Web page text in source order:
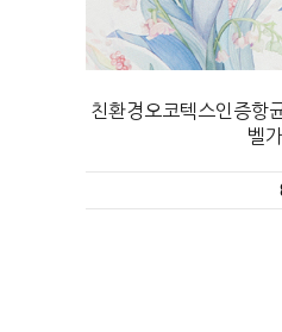
친환경오코텍스인증항
벨